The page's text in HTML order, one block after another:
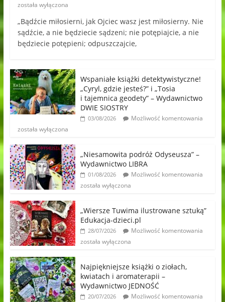
została wyłączona
„Bądźcie miłosierni, jak Ojciec wasz jest miłosierny. Nie
sądźcie, a nie będziecie sądzeni; nie potępiajcie, a nie
będziecie potępieni; odpuszczajcie,
Wspaniałe książki detektywistyczne!
„Cyryl, gdzie jesteś?” i „Tosia
i tajemnica geodety” – Wydawnictwo
DWIE SIOSTRY
03/08/2026
Możliwość komentowania
została wyłączona
„Niesamowita podróż Odyseusza” –
Wydawnictwo LIBRA
01/08/2026
Możliwość komentowania
została wyłączona
„Wiersze Tuwima ilustrowane sztuką”
Edukacja-dzieci.pl
28/07/2026
Możliwość komentowania
została wyłączona
Najpiękniejsze książki o ziołach,
kwiatach i aromaterapii –
Wydawnictwo JEDNOŚĆ
20/07/2026
Możliwość komentowania